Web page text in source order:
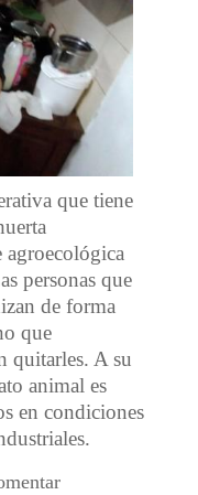
que tiene
agroecológica
personas que
de forma
que
quitarles. A su
animal es
en condiciones
de resistencia